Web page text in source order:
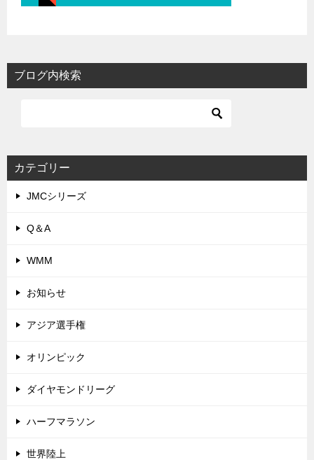
ブログ内検索
カテゴリー
JMCシリーズ
Q＆A
WMM
お知らせ
アジア選手権
オリンピック
ダイヤモンドリーグ
ハーフマラソン
世界陸上